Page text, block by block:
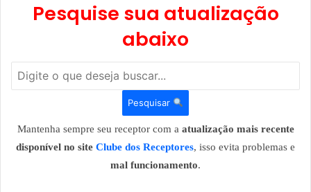
Pesquise sua atualização
abaixo
Pesquisar
Mantenha sempre seu receptor com a atualização mais recente
disponível no site Clube dos Receptores, isso evita problemas e
mal funcionamento.